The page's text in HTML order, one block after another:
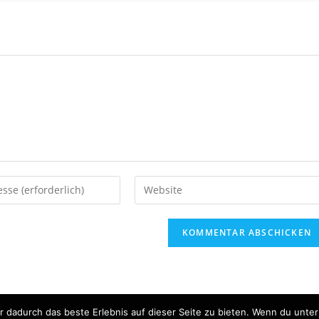
das beste Erlebnis auf dieser Seite zu bieten. Wenn du